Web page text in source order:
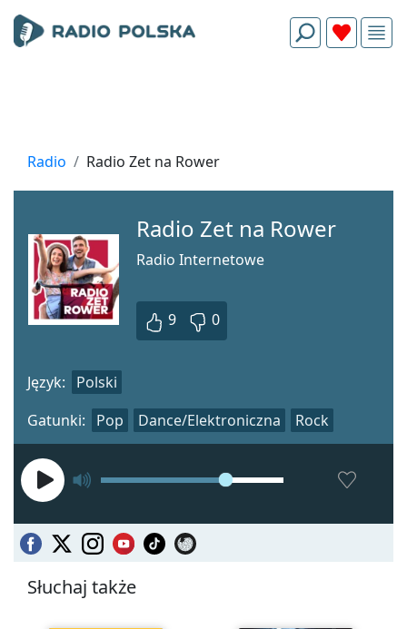
Radio Radio Zet na Rower
Radio Zet na Rower
Radio Internetowe
9 0
Gatunki: Pop Dance/Elektroniczna Rock
Język: Polski
Słuchaj także